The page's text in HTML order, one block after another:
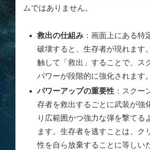
ムではありません。
救出の仕組み ：画面上にある特
破壊すると、生存者が現れます
触して「救出」することで、ス
パワーが段階的に強化されます。
パワーアップの重要性 ：スクー
存者を救出するごとに武装が強
り広範囲かつ強力な弾を撃てる
ます。生存者を逃すことは、ク
性を自ら放棄することに等しい